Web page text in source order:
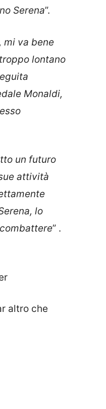
Serena”.
mi va bene
lontano
Monaldi,
un futuro
attività
lo
” .
altro che